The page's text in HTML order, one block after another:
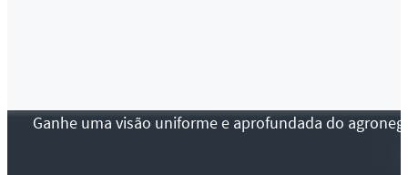
Ganhe uma visão uniforme e aprofundada do